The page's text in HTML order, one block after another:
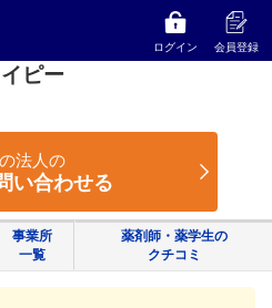
ログイン 会員登録
株式会社ジェイピー
ピー
法人の
い合わせる
事業所
一覧
薬剤師・薬学生の
クチコミ